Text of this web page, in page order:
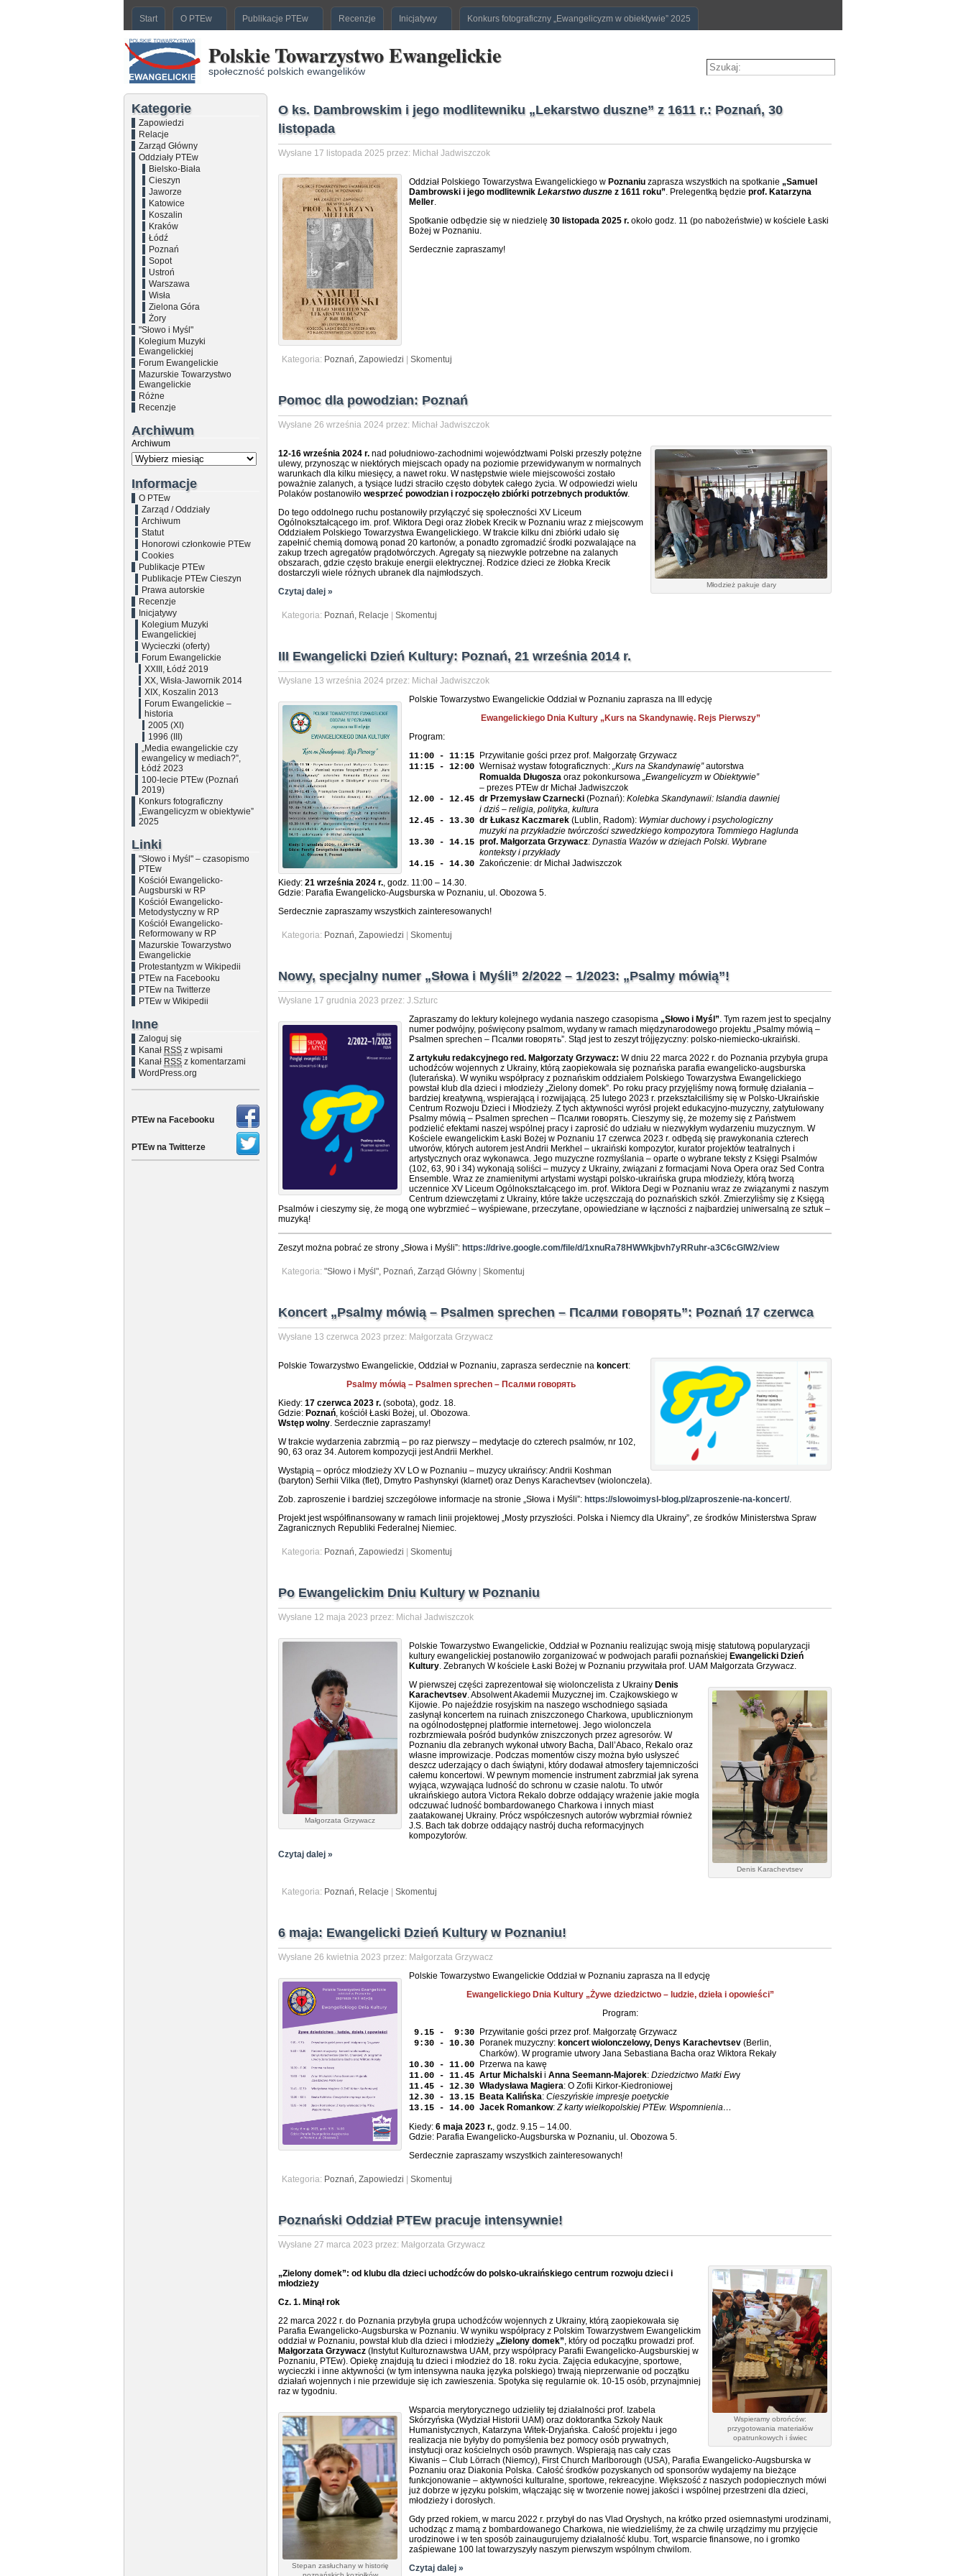
Start O PTEw Publikacje PTEw Recenzje Inicjatywy Konkurs fotograficzny „Ewangelicyzm w obiektywie” 2025
Polskie Towarzystwo Ewangelickie
społeczność polskich ewangelików
Kategorie
Zapowiedzi
Relacje
Zarząd Główny
Oddziały PTEw
Bielsko-Biała
Cieszyn
Jaworze
Katowice
Koszalin
Kraków
Łódź
Poznań
Sopot
Ustroń
Warszawa
Wisła
Zielona Góra
Żory
"Słowo i Myśl"
Kolegium Muzyki
Ewangelickiej
Forum Ewangelickie
Mazurskie Towarzystwo
Ewangelickie
Różne
Recenzje
Archiwum
Archiwum
Informacje
O PTEw
Zarząd / Oddziały
Archiwum
Statut
Honorowi członkowie PTEw
Cookies
Publikacje PTEw
Publikacje PTEw Cieszyn
Prawa autorskie
Recenzje
Inicjatywy
Kolegium Muzyki
Ewangelickiej
Wycieczki (oferty)
Forum Ewangelickie
XXIII, Łódź 2019
XX, Wisła-Jawornik 2014
XIX, Koszalin 2013
Forum Ewangelickie –
historia
2005 (XI)
1996 (III)
„Media ewangelickie czy
ewangelicy w mediach?”,
Łódź 2023
100-lecie PTEw (Poznań
2019)
Konkurs fotograficzny
„Ewangelicyzm w obiektywie”
2025
Linki
"Słowo i Myśl" – czasopismo
PTEw
Kościół Ewangelicko-
Augsburski w RP
Kościół Ewangelicko-
Metodystyczny w RP
Kościół Ewangelicko-
Reformowany w RP
Mazurskie Towarzystwo
Ewangelickie
Protestantyzm w Wikipedii
PTEw na Facebooku
PTEw na Twitterze
PTEw w Wikipedii
Inne
Zaloguj się
Kanał RSS z wpisami
Kanał RSS z komentarzami
WordPress.org
PTEw na Facebooku
PTEw na Twitterze
O ks. Dambrowskim i jego modlitewniku „Lekarstwo duszne” z 1611 r.: Poznań, 30
listopada
Wysłane 17 listopada 2025 przez: Michał Jadwiszczok
Oddział Polskiego Towarzystwa Ewangelickiego w Poznaniu zaprasza wszystkich na spotkanie „Samuel
Dambrowski i jego modlitewnik Lekarstwo duszne z 1611 roku”. Prelegentką będzie prof. Katarzyna
Meller.
Spotkanie odbędzie się w niedzielę 30 listopada 2025 r. około godz. 11 (po nabożeństwie) w kościele Łaski
Bożej w Poznaniu.
Serdecznie zapraszamy!
Kategoria: Poznań, Zapowiedzi Skomentuj
Pomoc dla powodzian: Poznań
Wysłane 26 września 2024 przez: Michał Jadwiszczok
Młodzież pakuje dary
12-16 września 2024 r. nad południowo-zachodnimi województwami Polski przeszły potężne
ulewy, przynosząc w niektórych miejscach opady na poziomie przewidywanym w normalnych
warunkach dla kilku miesięcy, a nawet roku. W następstwie wiele miejscowości zostało
poważnie zalanych, a tysiące ludzi straciło często dobytek całego życia. W odpowiedzi wielu
Polaków postanowiło wesprzeć powodzian i rozpoczęło zbiórki potrzebnych produktów.
Do tego oddolnego ruchu postanowiły przyłączyć się społeczności XV Liceum
Ogólnokształcącego im. prof. Wiktora Degi oraz żłobek Krecik w Poznaniu wraz z miejscowym
Oddziałem Polskiego Towarzystwa Ewangelickiego. W trakcie kilku dni zbiórki udało się
zapełnić chemią domową ponad 20 kartonów, a ponadto zgromadzić środki pozwalające na
zakup trzech agregatów prądotwórczych. Agregaty są niezwykle potrzebne na zalanych
obszarach, gdzie często brakuje energii elektrycznej. Rodzice dzieci ze żłobka Krecik
dostarczyli wiele różnych ubranek dla najmłodszych.
Czytaj dalej »
Kategoria: Poznań, Relacje Skomentuj
III Ewangelicki Dzień Kultury: Poznań, 21 września 2014 r.
Wysłane 13 września 2024 przez: Michał Jadwiszczok
Polskie Towarzystwo Ewangelickie Oddział w Poznaniu zaprasza na III edycję
Ewangelickiego Dnia Kultury „Kurs na Skandynawię. Rejs Pierwszy”
Program:
11:00 - 11:15
Przywitanie gości przez prof. Małgorzatę Grzywacz
11:15 - 12:00 Wernisaż wystaw fotograficznych: „Kurs na Skandynawię”autorstwa
Romualda Długosza oraz pokonkursowa „Ewangelicyzm w Obiektywie”
– prezes PTEw dr Michał Jadwiszczok
12.00 - 12.45 dr Przemysław Czarnecki (Poznań): Kolebka Skandynawii: Islandia dawniej
i dziś – religia, polityka, kultura
12.45 - 13.30 dr Łukasz Kaczmarek (Lublin, Radom): Wymiar duchowy i psychologiczny
muzyki na przykładzie twórczości szwedzkiego kompozytora Tommiego Haglunda
13.30 - 14.15 prof. Małgorzata Grzywacz: Dynastia Wazów w dziejach Polski. Wybrane
konteksty i przykłady
14.15 - 14.30 Zakończenie: dr Michał Jadwiszczok
Kiedy: 21 września 2024 r., godz. 11:00 – 14.30.
Gdzie: Parafia Ewangelicko-Augsburska w Poznaniu, ul. Obozowa 5.
Serdecznie zapraszamy wszystkich zainteresowanych!
Kategoria: Poznań, Zapowiedzi Skomentuj
Nowy, specjalny numer „Słowa i Myśli” 2/2022 – 1/2023: „Psalmy mówią”!
Wysłane 17 grudnia 2023 przez: J.Szturc
Zapraszamy do lektury kolejnego wydania naszego czasopisma „Słowo i Myśl”. Tym razem jest to specjalny
numer podwójny, poświęcony psalmom, wydany w ramach międzynarodowego projektu „Psalmy mówią –
Psalmen sprechen – Псалми говорять”. Stąd jest to zeszyt trójjęzyczny: polsko-niemiecko-ukraiński.
Z artykułu redakcyjnego red. Małgorzaty Grzywacz: W dniu 22 marca 2022 r. do Poznania przybyła grupa
uchodźców wojennych z Ukrainy, którą zaopiekowała się poznańska parafia ewangelicko-augsburska
(luterańska). W wyniku współpracy z poznańskim oddziałem Polskiego Towarzystwa Ewangelickiego
powstał klub dla dzieci i młodzieży „Zielony domek”. Po roku pracy przyjęliśmy nową formułę działania –
bardziej kreatywną, wspierającą i rozwijającą. 25 lutego 2023 r. przekształciliśmy się w Polsko-Ukraińskie
Centrum Rozwoju Dzieci i Młodzieży. Z tych aktywności wyrósł projekt edukacyjno-muzyczny, zatytułowany
Psalmy mówią – Psalmen sprechen – Псалми говорять. Cieszymy się, że możemy się z Państwem
podzielić efektami naszej wspólnej pracy i zaprosić do udziału w niezwykłym wydarzeniu muzycznym. W
Kościele ewangelickim Łaski Bożej w Poznaniu 17 czerwca 2023 r. odbędą się prawykonania czterech
utworów, których autorem jest Andrii Merkhel – ukraiński kompozytor, kurator projektów teatralnych i
artystycznych oraz wykonawca. Jego muzyczne rozmyślania – oparte o wybrane teksty z Księgi Psalmów
(102, 63, 90 i 34) wykonają soliści – muzycy z Ukrainy, związani z formacjami Nova Opera oraz Sed Contra
Ensemble. Wraz ze znamienitymi artystami wystąpi polsko-ukraińska grupa młodzieży, którą tworzą
uczennice XV Liceum Ogólnokształcącego im. prof. Wiktora Degi w Poznaniu wraz ze związanymi z naszym
Centrum dziewczętami z Ukrainy, które także uczęszczają do poznańskich szkół. Zmierzyliśmy się z Księgą
Psalmów i cieszymy się, że mogą one wybrzmieć – wyśpiewane, przeczytane, opowiedziane w łączności z najbardziej uniwersalną ze sztuk –
muzyką!
Zeszyt można pobrać ze strony „Słowa i Myśli”: https://drive.google.com/file/d/1xnuRa78HWWkjbvh7yRRuhr-a3C6cGlW2/view
Kategoria: "Słowo i Myśl", Poznań, Zarząd Główny Skomentuj
Koncert „Psalmy mówią – Psalmen sprechen – Псалми говорять”: Poznań 17 czerwca
Wysłane 13 czerwca 2023 przez: Małgorzata Grzywacz
Polskie Towarzystwo Ewangelickie, Oddział w Poznaniu, zaprasza serdecznie na koncert:
Psalmy mówią – Psalmen sprechen – Псалми говорять
Kiedy: 17 czerwca 2023 r. (sobota), godz. 18.
Gdzie: Poznań, kościół Łaski Bożej, ul. Obozowa.
Wstęp wolny. Serdecznie zapraszamy!
W trakcie wydarzenia zabrzmią – po raz pierwszy – medytacje do czterech psalmów, nr 102,
90, 63 oraz 34. Autorem kompozycji jest Andrii Merkhel.
Wystąpią – oprócz młodzieży XV LO w Poznaniu – muzycy ukraińscy: Andrii Koshman
(baryton) Serhii Vilka (flet), Dmytro Pashynskyi (klarnet) oraz Denys Karachevtsev (wiolonczela).
Zob. zaproszenie i bardziej szczegółowe informacje na stronie „Słowa i Myśli”: https://slowoimysl-blog.pl/zaproszenie-na-koncert/.
Projekt jest współfinansowany w ramach linii projektowej „Mosty przyszłości. Polska i Niemcy dla Ukrainy”, ze środków Ministerstwa Spraw
Zagranicznych Republiki Federalnej Niemiec.
Kategoria: Poznań, Zapowiedzi Skomentuj
Po Ewangelickim Dniu Kultury w Poznaniu
Wysłane 12 maja 2023 przez: Michał Jadwiszczok
Małgorzata Grzywacz
Polskie Towarzystwo Ewangelickie, Oddział w Poznaniu realizując swoją misję statutową popularyzacji
kultury ewangelickiej postanowiło zorganizować w podwojach parafii poznańskiej Ewangelicki Dzień
Kultury. Zebranych W kościele Łaski Bożej w Poznaniu przywitała prof. UAM Małgorzata Grzywacz.
Denis Karachevtsev
W pierwszej części zaprezentował się wiolonczelista z Ukrainy Denis
Karachevtsev. Absolwent Akademii Muzycznej im. Czajkowskiego w
Kijowie. Po najeździe rosyjskim na naszego wschodniego sąsiada
zasłynął koncertem na ruinach zniszczonego Charkowa, upublicznionym
na ogólnodostępnej platformie internetowej. Jego wiolonczela
rozbrzmiewała pośród budynków zniszczonych przez agresorów. W
Poznaniu dla zebranych wykonał utwory Bacha, Dall’Abaco, Rekalo oraz
własne improwizacje. Podczas momentów ciszy można było usłyszeć
deszcz uderzający o dach świątyni, który dodawał atmosfery tajemniczości
całemu koncertowi. W pewnym momencie instrument zabrzmiał jak syrena
wyjąca, wzywająca ludność do schronu w czasie nalotu. To utwór
ukraińskiego autora Victora Rekalo dobrze oddający wrażenie jakie mogła
odczuwać ludność bombardowanego Charkowa i innych miast
zaatakowanej Ukrainy. Prócz współczesnych autorów wybrzmiał również
J.S. Bach tak dobrze oddający nastrój ducha reformacyjnych
kompozytorów.
Czytaj dalej »
Kategoria: Poznań, Relacje Skomentuj
6 maja: Ewangelicki Dzień Kultury w Poznaniu!
Wysłane 26 kwietnia 2023 przez: Małgorzata Grzywacz
Polskie Towarzystwo Ewangelickie Oddział w Poznaniu zaprasza na II edycję
Ewangelickiego Dnia Kultury „Żywe dziedzictwo – ludzie, dzieła i opowieści”
Program:
9.15 - 9:30
Przywitanie gości przez prof. Małgorzatę Grzywacz
9:30 - 10.30
Poranek muzyczny: koncert wiolonczelowy, Denys Karachevtsev (Berlin,
Charków). W programie utwory Jana Sebastiana Bacha oraz Wiktora Rekały
10.30 - 11.00
Przerwa na kawę
11.00 - 11.45 Artur Michalski i Anna Seemann-Majorek: Dziedzictwo Matki Ewy
11.45 - 12.30 Władysława Magiera: O Zofii Kirkor-Kiedroniowej
12.30 - 13.15
Beata Kalińska: Cieszyńskie impresje poetyckie
13.15 - 14.00 Jacek Romankow:Z karty wielkopolskiej PTEw. Wspomnienia…
Kiedy: 6 maja 2023 r., godz. 9.15 – 14.00.
Gdzie: Parafia Ewangelicko-Augsburska w Poznaniu, ul. Obozowa 5.
Serdecznie zapraszamy wszystkich zainteresowanych!
Kategoria: Poznań, Zapowiedzi Skomentuj
Poznański Oddział PTEw pracuje intensywnie!
Wysłane 27 marca 2023 przez: Małgorzata Grzywacz
Wspieramy obrońców:
przygotowania materiałów
opatrunkowych i świec
„Zielony domek”: od klubu dla dzieci uchodźców do polsko-ukraińskiego centrum rozwoju dzieci i
młodzieży
Cz. 1. Minął rok
22 marca 2022 r. do Poznania przybyła grupa uchodźców wojennych z Ukrainy, którą zaopiekowała się
Parafia Ewangelicko-Augsburska w Poznaniu. W wyniku współpracy z Polskim Towarzystwem Ewangelickim
oddział w Poznaniu, powstał klub dla dzieci i młodzieży „Zielony domek”, który od początku prowadzi prof.
Małgorzata Grzywacz (Instytut Kulturoznawstwa UAM, przy współpracy Parafii Ewangelicko-Augsburskiej w
Poznaniu, PTEw). Opiekę znajdują tu dzieci i młodzież do 18. roku życia. Zajęcia edukacyjne, sportowe,
wycieczki i inne aktywności (w tym intensywna nauka języka polskiego) trwają nieprzerwanie od początku
działań wojennych i nie przewiduje się ich zawieszenia. Spotyka się regularnie ok. 10-15 osób, przynajmniej
raz w tygodniu.
Stepan zasłuchany w historię
Wsparcia merytorycznego udzieliły tej działalności prof. Izabela
Skórzyńska (Wydział Historii UAM) oraz doktorantka Szkoły Nauk
Humanistycznych, Katarzyna Witek-Dryjańska. Całość projektu i jego
realizacja nie byłyby do pomyślenia bez pomocy osób prywatnych,
instytucji oraz kościelnych osób prawnych. Wspierają nas cały czas
Kiwanis – Club Lörrach (Niemcy), First Church Marlborough (USA), Parafia Ewangelicko-Augsburska w
Poznaniu oraz Diakonia Polska. Całość środków pozyskanych od sponsorów wydajemy na bieżące
funkcjonowanie – aktywności kulturalne, sportowe, rekreacyjne. Większość z naszych podopiecznych mówi
już dobrze w języku polskim, włączając się w tworzenie nowej jakości i wspólnej przestrzeni dla dzieci,
młodzieży i dorosłych.
Gdy przed rokiem, w marcu 2022 r. przybył do nas Vlad Oryshych, na krótko przed osiemnastymi urodzinami,
uchodząc z mamą z bombardowanego Charkowa, nie wiedzieliśmy, że za chwilę urządzimy mu przyjęcie
urodzinowe i w ten sposób zainaugurujemy działalność klubu. Tort, wsparcie finansowe, no i gromko
zaśpiewane 100 lat towarzyszyły naszym pierwszym wspólnym chwilom.
Czytaj dalej »